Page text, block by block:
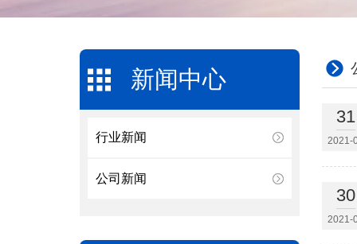
新闻中心
行业新闻
公司新闻
31
2021-
30
2021-